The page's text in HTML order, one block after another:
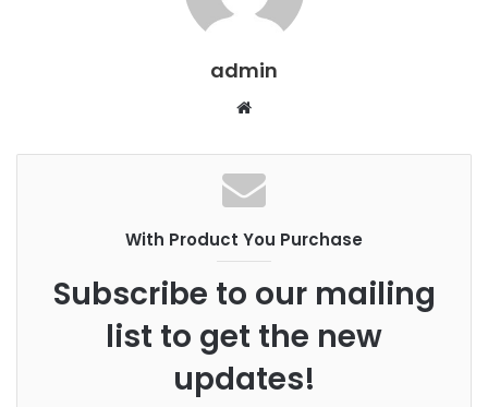
admin
Web
With Product You Purchase
Subscribe to our mailing
list to get the new
updates!